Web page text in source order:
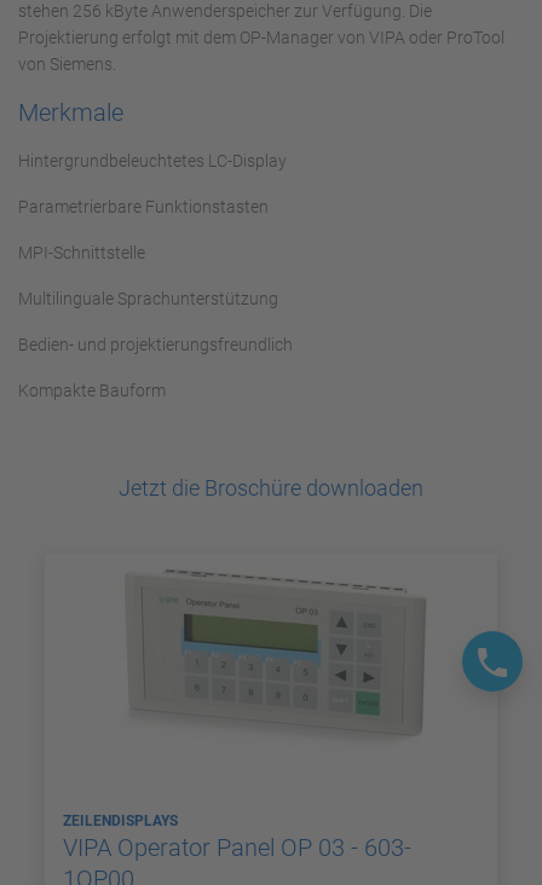
stehen 256 kByte Anwenderspeicher zur Verfügung. Die
Projektierung erfolgt mit dem OP-Manager von VIPA oder ProTool
von Siemens.
Merkmale
Hintergrundbeleuchtetes LC-Display
Parametrierbare Funktionstasten
MPI-Schnittstelle
Multilinguale Sprachunterstützung
Bedien- und projektierungsfreundlich
Kompakte Bauform
Jetzt die Broschüre downloaden
ZEILENDISPLAYS
VIPA Operator Panel OP 03 - 603-
1OP00